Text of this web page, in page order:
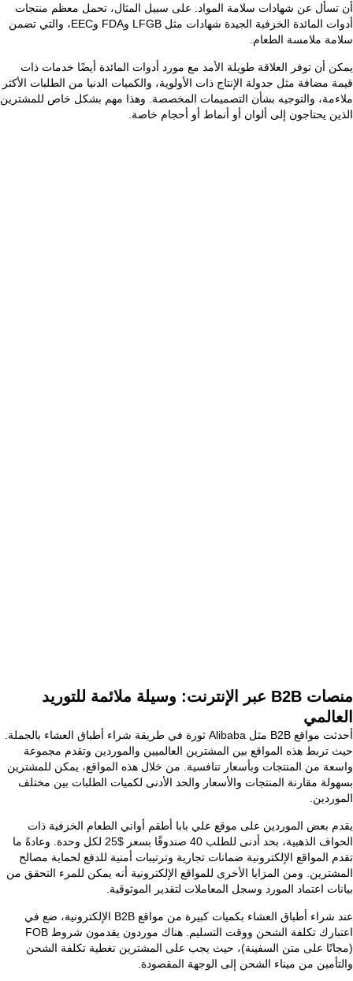
أن تسأل عن شهادات سلامة المواد. على سبيل المثال، تحمل معظم منتجات
أدوات المائدة الخزفية الجيدة شهادات مثل LFGB وFDA وEEC، والتي تضمن
سلامة ملامسة الطعام.
يمكن أن توفر العلاقة طويلة الأمد مع مورد أدوات المائدة أيضًا خدمات ذات
قيمة مضافة مثل جدولة الإنتاج ذات الأولوية، والكميات الدنيا من الطلبات الأكثر
ملاءمة، والتوجيه بشأن التصميمات المخصصة. وهذا مهم بشكل خاص للمشترين
الذين يحتاجون إلى ألوان أو أنماط أو أحجام خاصة.
منصات B2B عبر الإنترنت: وسيلة ملائمة للتوريد
العالمي
أحدثت مواقع B2B مثل Alibaba ثورة في طريقة شراء أطباق العشاء بالجملة.
حيث تربط هذه المواقع بين المشترين العالميين والموردين وتقدم مجموعة
واسعة من المنتجات وبأسعار تنافسية. من خلال هذه المواقع، يمكن للمشترين
بسهولة مقارنة المنتجات والأسعار والحد الأدنى لكميات الطلبات بين مختلف
الموردين.
يقدم بعض الموردين على موقع علي بابا أطقم أواني الطعام الخزفية ذات
الحواف الذهبية، بحد أدنى للطلب 40 صندوقًا بسعر $25 لكل وحدة. وعادةً ما
تقدم المواقع الإلكترونية ضمانات تجارية وترتيبات أمنية للدفع لحماية مصالح
المشترين. ومن المزايا الأخرى للمواقع الإلكترونية أنه يمكن للمرء التحقق من
بيانات اعتماد المورد وسجل المعاملات لتقدير الموثوقية.
عند شراء أطباق العشاء بكميات كبيرة من مواقع B2B الإلكترونية، ضع في
اعتبارك تكلفة الشحن ووقت التسليم. هناك موردون يقدمون شروط FOB
(مجانًا على متن السفينة)، حيث يجب على المشترين تغطية تكلفة الشحن
والتأمين من ميناء الشحن إلى الوجهة المقصودة.